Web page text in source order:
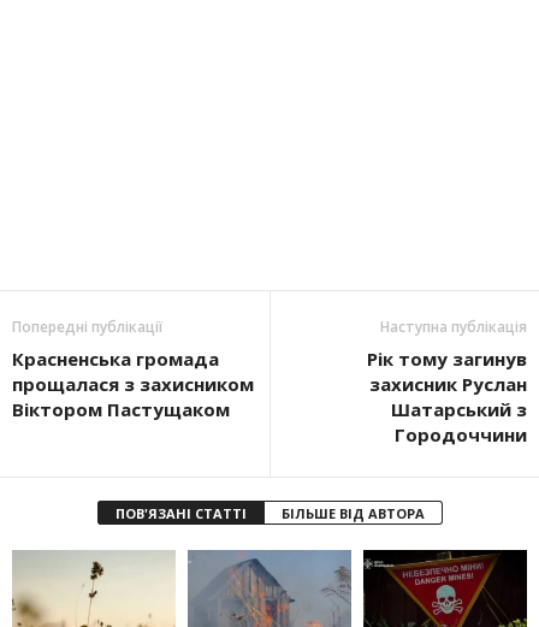
Попередні публікації
Красненська громада
прощалася з захисником
Віктором Пастущаком
Наступна публікація
Рік тому загинув
захисник Руслан
Шатарський з
Городоччини
ПОВ'ЯЗАНІ СТАТТІ БІЛЬШЕ ВІД АВТОРА